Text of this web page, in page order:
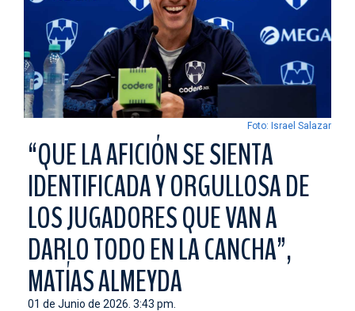
RAYADOS
RAYADAS
FUERZAS BÁSICAS
RESPONSABILIDAD SOCIAL
TAQUILLA
TIENDA
ESTADIO
PRENSA
CONTACTO
Foto: Israel Salazar
“QUE LA AFICIÓN SE SIENTA
IDENTIFICADA Y ORGULLOSA DE
LOS JUGADORES QUE VAN A
DARLO TODO EN LA CANCHA”,
MATÍAS ALMEYDA
01 de Junio de 2026. 3:43 pm.